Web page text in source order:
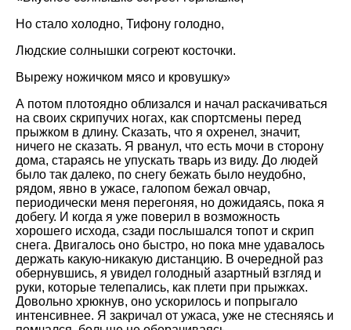
Но стало холодно, Тифону голодно,
Людские солнышки согреют косточки.
Вырежу ножичком мясо и кровушку»
А потом плотоядно облизался и начал раскачиваться
на своих скрипучих ногах, как спортсмены перед
прыжком в длину. Сказать, что я охренел, значит,
ничего не сказать. Я рванул, что есть мочи в сторону
дома, стараясь не упускать тварь из виду. До людей
было так далеко, по снегу бежать было неудобно,
рядом, явно в ужасе, галопом бежал овчар,
периодически меня перегоняя, но дожидаясь, пока я
добегу. И когда я уже поверил в возможность
хорошего исхода, сзади послышался топот и скрип
снега. Двигалось оно быстро, но пока мне удавалось
держать какую-никакую дистанцию. В очередной раз
обернувшись, я увидел голодный азартный взгляд и
руки, которые телепались, как плети при прыжках.
Довольно хрюкнув, оно ускорилось и попрыгало
интенсивнее. Я закричал от ужаса, уже не стесняясь и